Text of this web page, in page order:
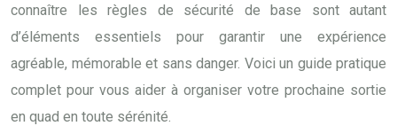
connaître les règles de sécurité de base sont autant
d’éléments essentiels pour garantir une expérience
agréable, mémorable et sans danger. Voici un guide pratique
complet pour vous aider à organiser votre prochaine sortie
en quad en toute sérénité.